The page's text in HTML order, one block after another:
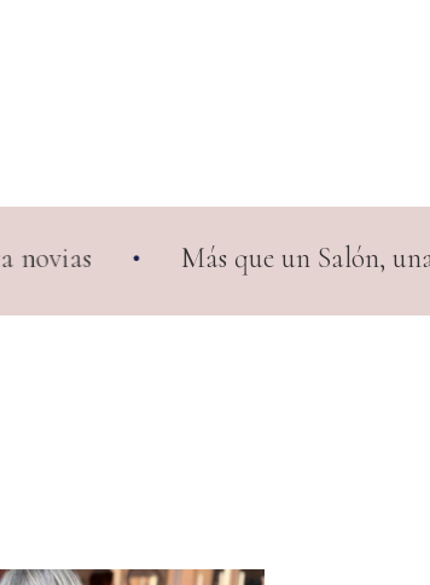
un Salón, una experiencia